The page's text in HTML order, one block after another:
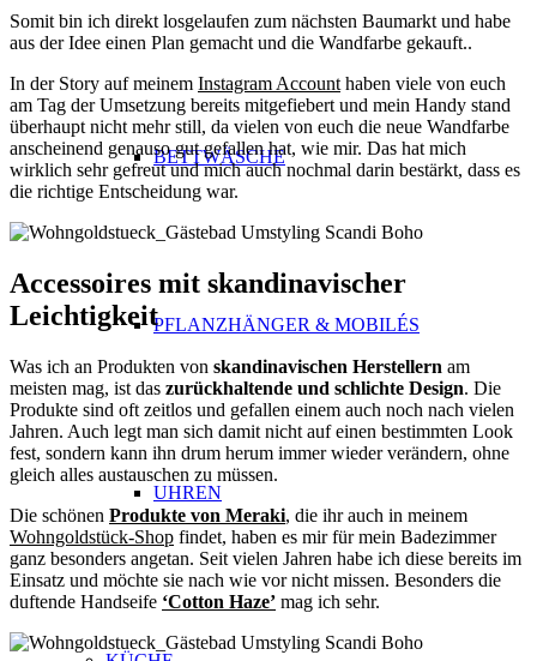
BETTWÄSCHE
PFLANZHÄNGER & MOBILÉS
UHREN
Somit bin ich direkt losgelaufen zum nächsten Baumarkt und habe
aus der Idee einen Plan gemacht und die Wandfarbe gekauft..
In der Story auf meinem Instagram Account haben viele von euch
am Tag der Umsetzung bereits mitgefiebert und mein Handy stand
überhaupt nicht mehr still, da vielen von euch die neue Wandfarbe
anscheinend genauso gut gefallen hat, wie mir. Das hat mich
wirklich sehr gefreut und mich auch nochmal darin bestärkt, dass es
die richtige Entscheidung war.
Accessoires mit skandinavischer
Leichtigkeit
Was ich an Produkten von skandinavischen Herstellern am
meisten mag, ist das zurückhaltende und schlichte Design. Die
Produkte sind oft zeitlos und gefallen einem auch noch nach vielen
Jahren. Auch legt man sich damit nicht auf einen bestimmten Look
fest, sondern kann ihn drum herum immer wieder verändern, ohne
gleich alles austauschen zu müssen.
Die schönen Produkte von Meraki, die ihr auch in meinem
Wohngoldstück-Shop findet, haben es mir für mein Badezimmer
ganz besonders angetan. Seit vielen Jahren habe ich diese bereits im
Einsatz und möchte sie nach wie vor nicht missen. Besonders die
duftende Handseife ‘Cotton Haze’ mag ich sehr.